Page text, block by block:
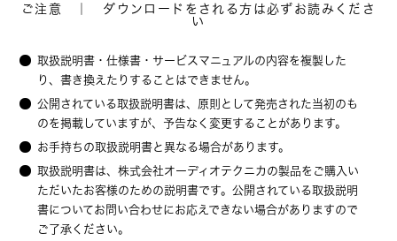
ご注意 ｜ ダウンロードをされる方は必ずお読みくださ
い
取扱説明書・仕様書・サービスマニュアルの内容を複製した
り、書き換えたりすることはできません。
公開されている取扱説明書は、原則として発売された当初のも
のを掲載していますが、予告なく変更することがあります。
お手持ちの取扱説明書と異なる場合があります。
取扱説明書は、株式会社オーディオテクニカの製品をご購入い
ただいたお客様のための説明書です。公開されている取扱説明
書についてお問い合わせにお応えできない場合がありますので
ご了承ください。